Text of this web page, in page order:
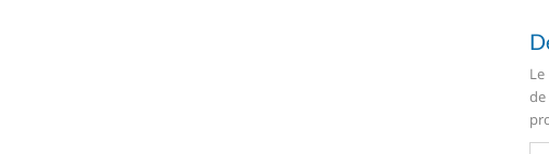
de